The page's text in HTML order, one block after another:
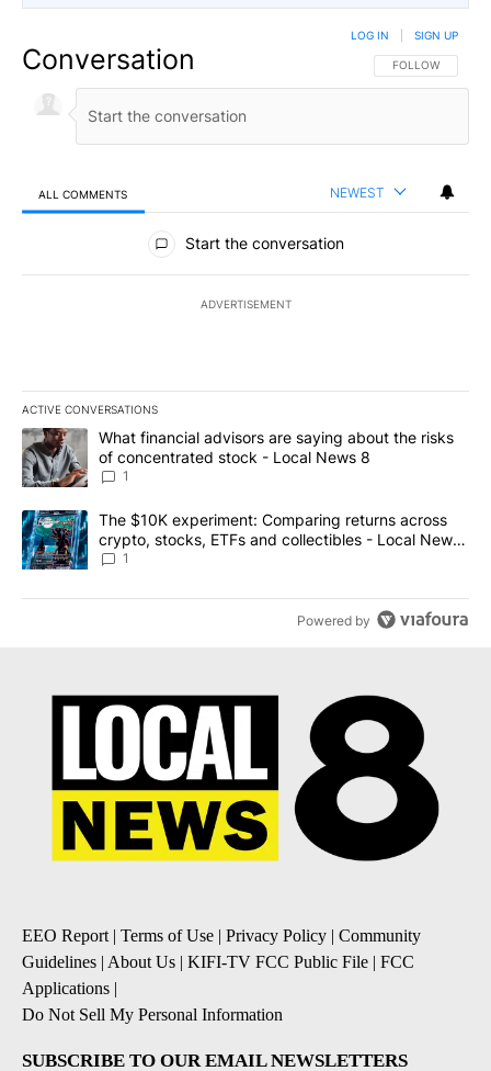
Conversation FOLLOW THIS
FOLLOW
LOG IN SIGN UP
ALL COMMENTS NEWEST
All Comments
Start the conversation
ADVERTISEMENT
ACTIVE CONVERSATIONS
The following is a list of the most commented articles in the last
A trending article titled "What financial advisors are saying
What financial advisors are saying about the risks
of concentrated stock - Local News 8
1
A trending article titled "The $10K experiment: Comparing
The $10K experiment: Comparing returns across
crypto, stocks, ETFs and collectibles - Local News
8
1
Powered by
EEO Report | Terms of Use | Privacy Policy | Community
Guidelines | About Us | KIFI-TV FCC Public File | FCC
Applications |
Do Not Sell My Personal Information
SUBSCRIBE TO OUR EMAIL NEWSLETTERS